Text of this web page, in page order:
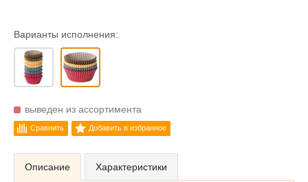
Варианты исполнения:
выведен из ассортимента
Сравнить Добавить в избранное
Описание Характеристики